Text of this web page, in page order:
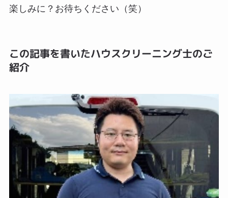
楽しみに？お待ちください（笑）
この記事を書いたハウスクリーニング士のご
紹介